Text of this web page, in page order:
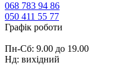
068 783 94 86
050 411 55 77
Графік роботи
Пн-Сб: 9.00 до 19.00
Нд: вихідний